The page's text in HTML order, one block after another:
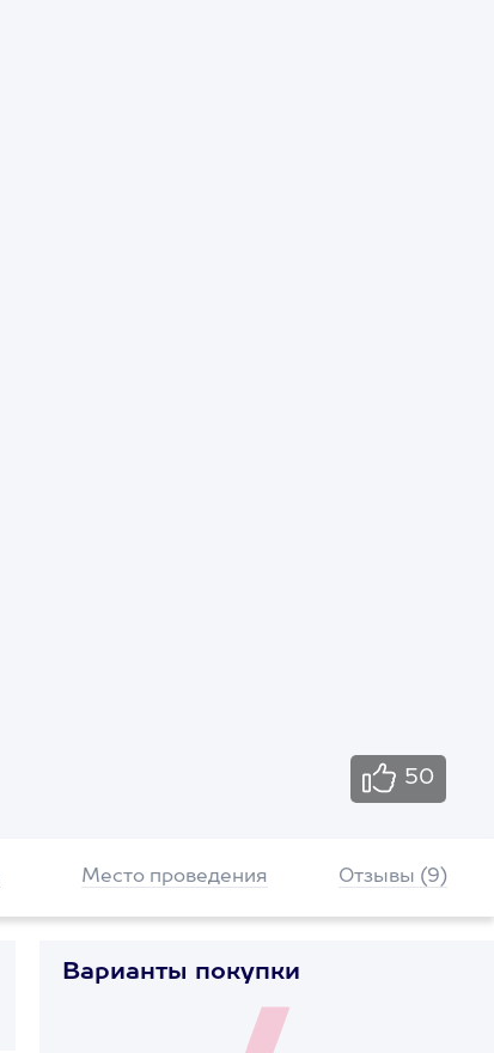
50
Место проведения Отзывы (9)
Варианты покупки